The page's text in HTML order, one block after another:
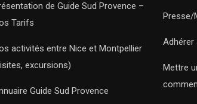
de Guide Sud Provence –
Tarifs
activités entre Nice et Montpellier
excursions)
Guide Sud Provence
Presse/
Adhérer
Mettre